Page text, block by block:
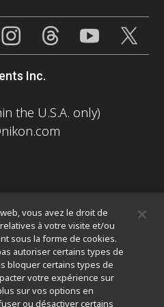
Inc.
the U.S.A. only)
Anniversary
Sélecteur d’objectifs
OEM
vous avez le droit de
à votre visite et/ou
sous la forme de cookies.
autoriser certains types de
bloquer certains types de
votre expérience sur
sur vos options en
ou désactiver certains